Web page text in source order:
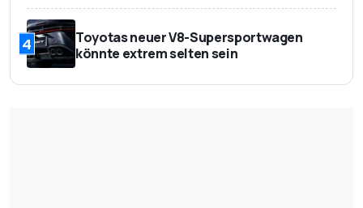
4
Toyotas neuer V8-Supersportwagen
könnte extrem selten sein